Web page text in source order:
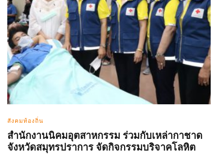
สังคมท้องถิ่น
สำนักงานนิคมอุตสาหกรรม ร่วมกับเหล่ากาชาด
จังหวัดสมุทรปราการ จัดกิจกรรมบริจาคโลหิต